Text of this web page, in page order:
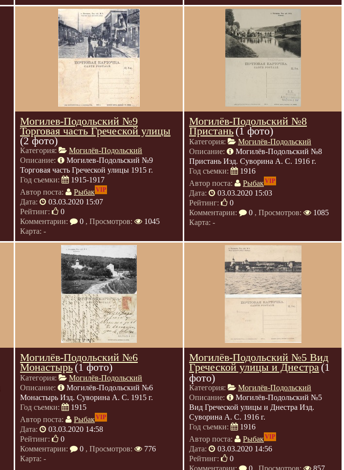
Могилев-Подольский №9
Торговая часть Греческой улицы
(2 фото)
Категория:
Могилёв-Подольский
Описание:
Могилев-Подольский №9
Торговая часть Греческой улицы 1915 г.
Год съемки:
1915-1917
Автор поста:
РыбакVIP
Дата:
03.03.2020 15:07
Рейтинг:
0
Комментарии:
0 , Просмотров:
1045
Карта: -
Могилёв-Подольский №8
Пристань(1 фото)
Категория:
Могилёв-Подольский
Описание:
Могилёв-Подольский №8
Пристань Изд. Суворина А. С. 1916 г.
Год съемки:
1916
Автор поста:
РыбакVIP
Дата:
03.03.2020 15:03
Рейтинг:
0
Комментарии:
0 , Просмотров:
1085
Карта: -
Могилёв-Подольский №6
Монастырь(1 фото)
Категория:
Могилёв-Подольский
Описание:
Могилёв-Подольский №6
Монастырь Изд. Суворина А. С. 1915 г.
Год съемки:
1915
Автор поста:
РыбакVIP
Дата:
03.03.2020 14:58
Рейтинг:
0
Комментарии:
0 , Просмотров:
776
Карта: -
Могилёв-Подольский №5 Вид
Греческой улицы и Днестра(1
фото)
Категория:
Могилёв-Подольский
Описание:
Могилёв-Подольский №5
Вид Греческой улицы и Днестра Изд.
Суворина А. С. 1916 г.
Год съемки:
1916
Автор поста:
РыбакVIP
Дата:
03.03.2020 14:56
Рейтинг:
0